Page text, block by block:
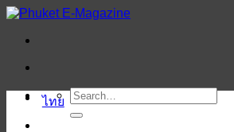
ข้าม
ไทย